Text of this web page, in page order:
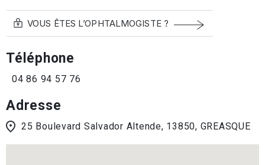
VOUS ÊTES L’OPHTALMOGISTE ?
Téléphone
04 86 94 57 76
Adresse
25 Boulevard Salvador Altende, 13850, GREASQUE